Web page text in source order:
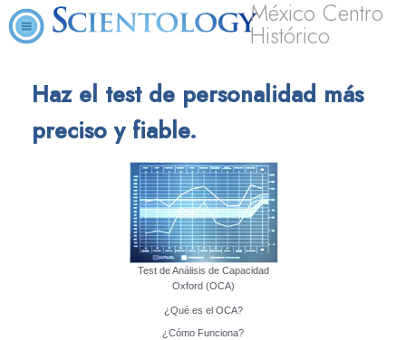
México Centro
Histórico
Haz el test de personalidad más
preciso y fiable.
Test de Análisis de Capacidad
Oxford (OCA)
¿Qué es el OCA?
¿Cómo Funciona?